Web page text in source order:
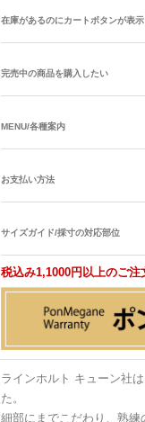
在庫があるのにカートボタンが表
完売中の商品を購入したい
MENU/各種案内
お支払い方法
サイズガイド/採寸の対応部位
税込み1,1000円以上のご注
ラインホルト キューン社
た。
細部にまでこだわり、熟